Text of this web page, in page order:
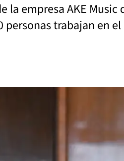
la empresa AKE
personas trabajan en